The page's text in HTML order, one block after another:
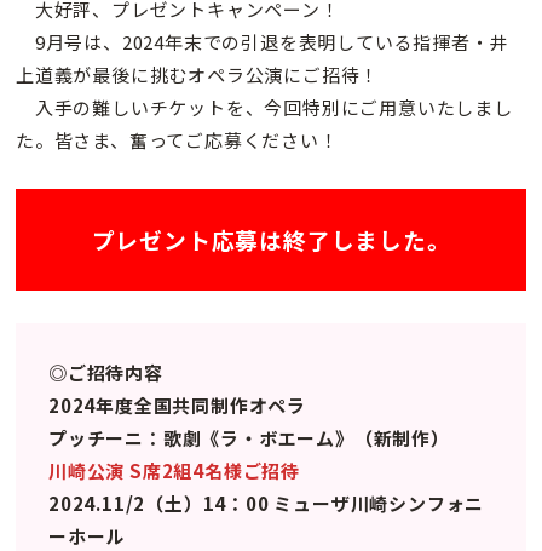
大好評、プレゼントキャンペーン！
9月号は、2024年末での引退を表明している指揮者・井
上道義が最後に挑むオペラ公演にご招待！
入手の難しいチケットを、今回特別にご用意いたしまし
た。皆さま、奮ってご応募ください！
プレゼント応募は終了しました。
◎ご招待内容
2024年度全国共同制作オペラ
プッチーニ：歌劇《ラ・ボエーム》（新制作）
川崎公演 S席2組4名様ご招待
2024.11/2（土）14：00 ミューザ川崎シンフォニ
ーホール